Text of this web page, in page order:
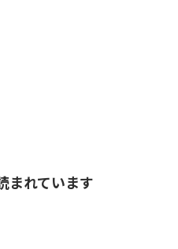
まれています